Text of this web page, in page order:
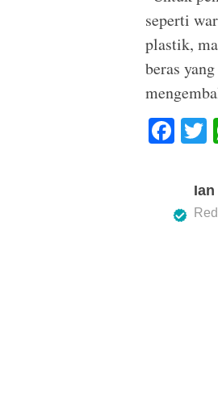
seperti
plastik,
beras
F
e